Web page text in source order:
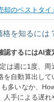
却のベストタイ
を知るには
認するにはAI査
は週に1度、周
を自動算出して
多いなか、
人手による遅れ